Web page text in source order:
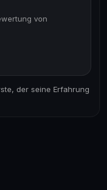
von
der seine Erfahrung